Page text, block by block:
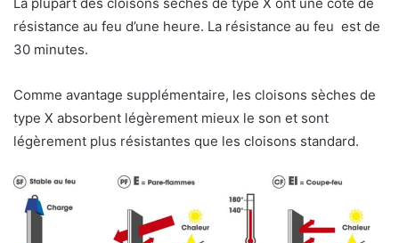
La plupart des cloisons sèches de type X ont une cote de
résistance au feu d’une heure. La résistance au feu est de
30 minutes.
Comme avantage supplémentaire, les cloisons sèches de
type X absorbent légèrement mieux le son et sont
légèrement plus résistantes que les cloisons standard.